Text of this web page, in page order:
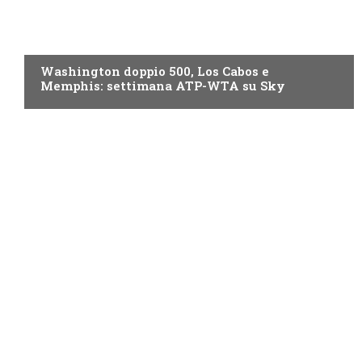
Washington doppio 500, Los Cabos e
Memphis: settimana ATP-WTA su Sky